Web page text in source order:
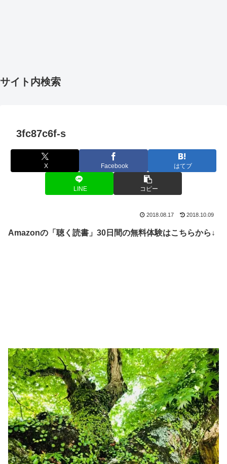
サイト内検索
3fc87c6f-s
X Facebook はてブ
LINE コピー
2018.08.17 2018.10.09
Amazonの「聴く読書」30日間の無料体験はこちらから↓